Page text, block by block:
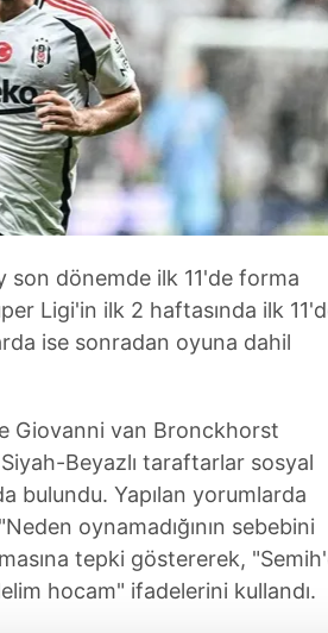
son dönemde ilk 11'de forma
Ligi'in ilk 2 haftasında ilk
ise sonradan oyuna dahil
Giovanni van Bronckhorst
Beyazlı taraftarlar sosyal
bulundu. Yapılan yorumlarda
oynamadığının sebebini
tepki göstererek,
hocam" ifadelerini kullandı.